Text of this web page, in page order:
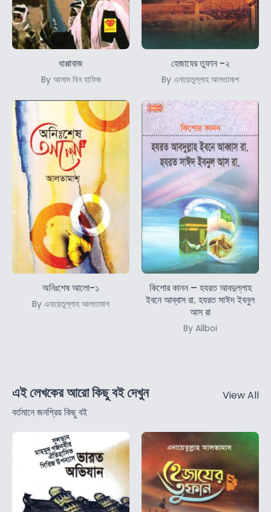
ধাপ্পাবাজ
By আসাদ বিন হাফিজ
হেজাযের তুফান -২
By এনায়েতুল্লাহ আলতামাশ
অনিঃশেষ আলো-১
By এনায়েতুল্লাহ আলতামাশ
কিশোর কানন – হযরত আবদুল্লাহ
ইবনে আব্বাস রা. হযরত সাঈদ ইবনুল
আস রা
By Allboi
এই লেখকের আরো কিছু বই দেখুন
বর্তমানে জনপ্রিয় কিছু বই
View All